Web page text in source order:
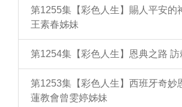
第1255集【彩色人生】賜人平安的
王素春姊妹
第1254集【彩色人生】恩典之路
第1253集【彩色人生】西班牙奇妙
蓮教會曾雯婷姊妹